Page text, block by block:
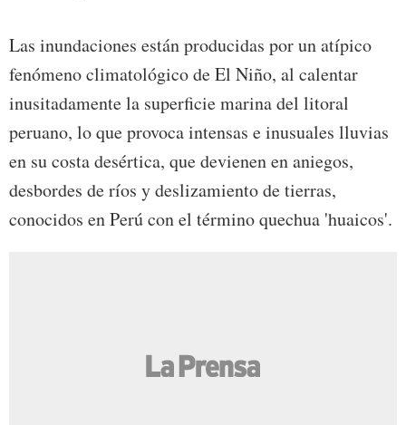
Las inundaciones están producidas por un atípico
fenómeno climatológico de El Niño, al calentar
inusitadamente la superficie marina del litoral
peruano, lo que provoca intensas e inusuales lluvias
en su costa desértica, que devienen en aniegos,
desbordes de ríos y deslizamiento de tierras,
conocidos en Perú con el término quechua 'huaicos'.